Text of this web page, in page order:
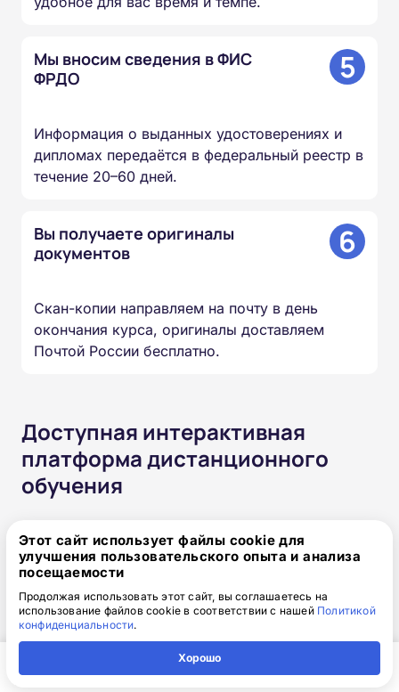
Мы вносим сведения в ФИС
ФРДО
5
Информация о выданных удостоверениях и
дипломах передаётся в федеральный реестр в
течение 20–60 дней.
Вы получаете оригиналы
документов
6
Скан-копии направляем на почту в день
окончания курса, оригиналы доставляем
Почтой России бесплатно.
Доступная интерактивная
платформа дистанционного
обучения
обучение в любое время в любом месте и с
любого устройства. Организуйте свой учебный
процесс так, как удобно именно вам.
Круглосуточный доступ к
курсам навсегда
Этот сайт использует файлы cookie для
улучшения пользовательского опыта и анализа
посещаемости
Продолжая использовать этот сайт, вы соглашаетесь на
использование файлов cookie в соответствии с нашей Политикой
конфиденциальности.
Хорошо